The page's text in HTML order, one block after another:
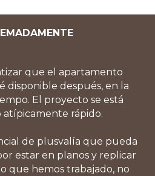
que el apartamento
disponible después, en la
El proyecto se está
rápido.
de plusvalía que pueda
estar en planos y replicar
que hemos trabajado, no